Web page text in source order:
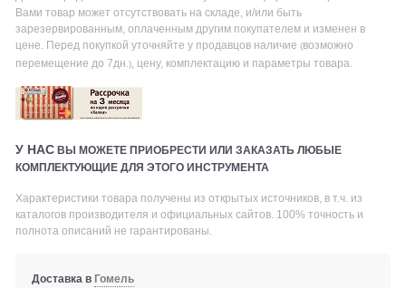
Вами товар может отсутствовать на складе, и/или быть
зарезервированным, оплаченным другим покупателем и изменен в
цене. Перед покупкой уточняйте у продавцов наличие(возможно
перемещение до 7дн .) , цену, комплектацию и параметры товара.
У НАС ВЫ МОЖЕТЕ ПРИОБРЕСТИ ИЛИ ЗАКАЗАТЬ ЛЮБЫЕ
КОМПЛЕКТУЮЩИЕ ДЛЯ ЭТОГО ИНСТРУМЕНТА
Характеристики товара получены из открытых источников, в т.ч. из
каталогов производителя и официальных сайтов. 100% точность и
полнота описаний не гарантированы.
Доставка вГомель